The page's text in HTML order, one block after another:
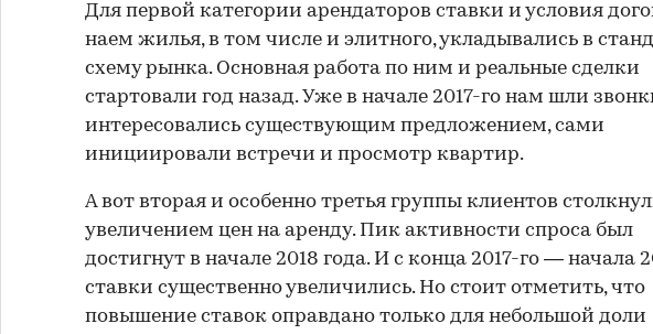
Для первой категории арендаторов ставки и условия
наем жилья, в том числе и элитного, укладывались в
схему рынка. Основная работа по ним и реальные сделки
стартовали год назад. Уже в начале 2017-го нам шли
интересовались существующим предложением, сами
инициировали встречи и просмотр квартир.
А вот вторая и особенно третья группы клиентов
увеличением цен на аренду. Пик активности спроса был
достигнут в начале 2018 года. И с конца 2017-го — начала
ставки существенно увеличились. Но стоит отметить, что
повышение ставок оправдано только для небольшой доли